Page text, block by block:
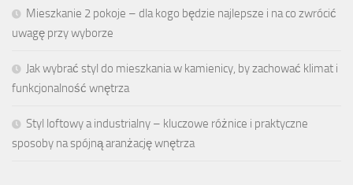
Mieszkanie 2 pokoje – dla kogo będzie najlepsze i na co zwrócić
uwagę przy wyborze
Jak wybrać styl do mieszkania w kamienicy, by zachować klimat i
funkcjonalność wnętrza
Styl loftowy a industrialny – kluczowe różnice i praktyczne
sposoby na spójną aranżację wnętrza